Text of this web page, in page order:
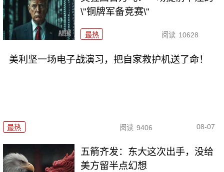
\"铜牌军备竞赛\"
最热 阅读 10628
美利坚一场电子战演习，把自家救护机送了命！
最热 阅读 9406 08-07
五箭齐发：东大这次出手，没给
美方留半点幻想